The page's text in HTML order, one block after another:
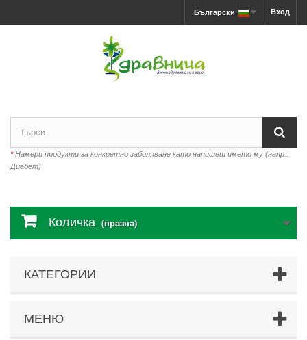
Вход
Български
*Намери продукти за конкретно заболяване като напишеш името му (напр.:
Диабет)
Количка (празна)
КАТЕГОРИИ
МЕНЮ